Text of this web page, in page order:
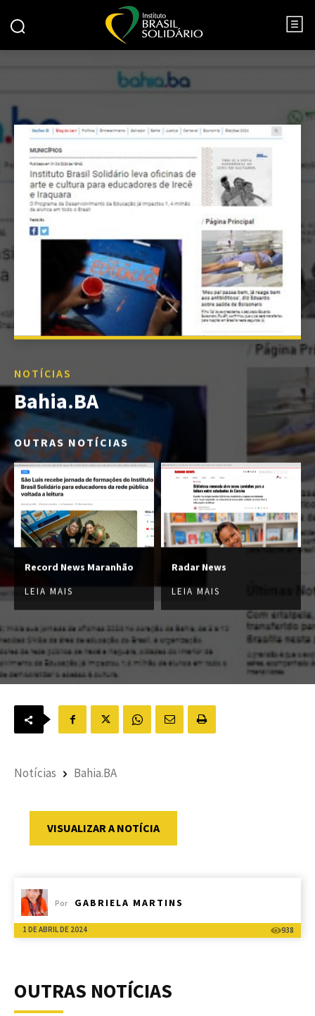
NOTÍCIAS
Bahia.BA
OUTRAS NOTÍCIAS
Record News Maranhão
LEIA MAIS
Radar News
LEIA MAIS
Notícias Bahia.BA
VISUALIZAR A NOTÍCIA
Por GABRIELA MARTINS
1 DE ABRIL DE 2024 938
OUTRAS NOTÍCIAS